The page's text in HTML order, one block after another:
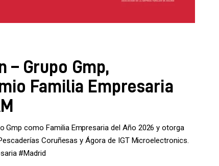
– Grupo Gmp,
Familia Empresaria
Gmp como Familia Empresaria del Año 2026 y otorga
Coruñesas y Ágora de IGT Microelectronics.
#Madrid